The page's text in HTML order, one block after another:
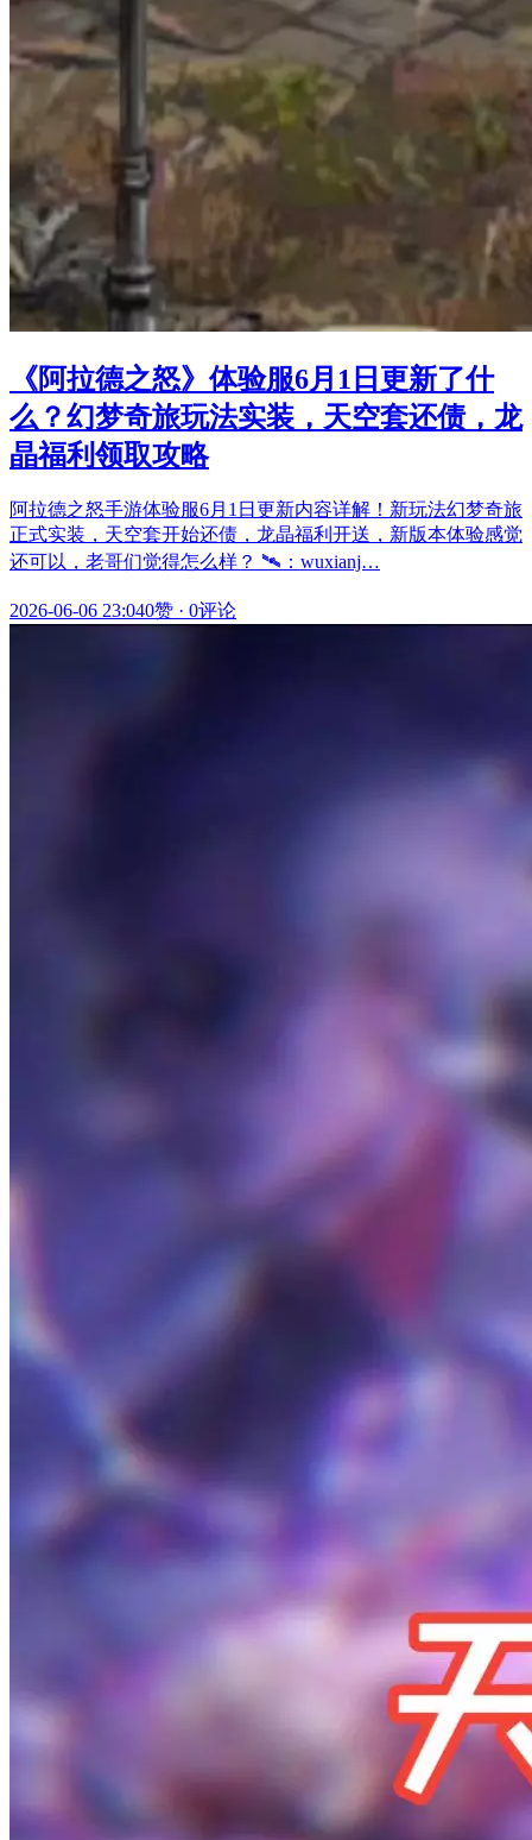
《阿拉德之怒》体验服6月1日更新了什
么？幻梦奇旅玩法实装，天空套还债，龙
晶福利领取攻略
阿拉德之怒手游体验服6月1日更新内容详解！新玩法幻梦奇旅
正式实装，天空套开始还债，龙晶福利开送，新版本体验感觉
还可以，老哥们觉得怎么样？ 🛰️：wuxianj…
2026-06-06 23:040赞 · 0评论